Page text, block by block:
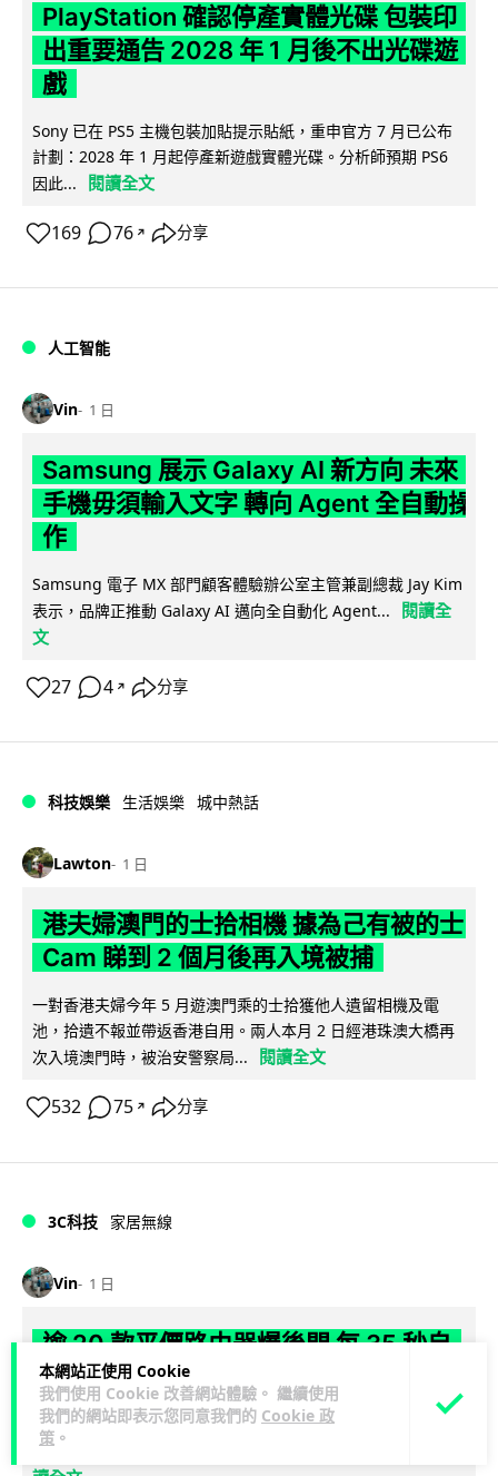
本網站正使用 Cookie
我們使用 Cookie 改善網站體驗。 繼續使用
我們的網站即表示您同意我們的 Cookie 政
策 。
PlayStation 確認停產實體光碟 包裝印
出重要通告 2028 年 1 月後不出光碟遊
戲
Sony 已在 PS5 主機包裝加貼提示貼紙，重申官方 7 月已公布
計劃：2028 年 1 月起停產新遊戲實體光碟。分析師預期 PS6
因此...
閱讀全文
169 76 ↗ 分享
人工智能
Vin 1 日
Samsung 展示 Galaxy AI 新方向 未來
手機毋須輸入文字 轉向 Agent 全自動操
作
Samsung 電子 MX 部門顧客體驗辦公室主管兼副總裁 Jay Kim
表示，品牌正推動 Galaxy AI 邁向全自動化 Agent...
閱讀全
文
27 4 ↗ 分享
科技娛樂 生活娛樂 城中熱話
Lawton 1 日
港夫婦澳門的士拾相機 據為己有被的士
Cam 睇到 2 個月後再入境被捕
一對香港夫婦今年 5 月遊澳門乘的士拾獲他人遺留相機及電
池，拾遺不報並帶返香港自用。兩人本月 2 日經港珠澳大橋再
次入境澳門時，被治安警察局...
閱讀全文
532 75 ↗ 分享
3C科技 家居無線
Vin 1 日
逾 20 款平價路由器爆後門 每 35 秒自
動連線回中國 全球 10 萬用家私隱堪憂
網絡安全公司 VulnCheck 揭發中國智博通電子（Zbtlink）生產
的 20 多款路由器內置後門程式「Endlessdoors」（無盡...